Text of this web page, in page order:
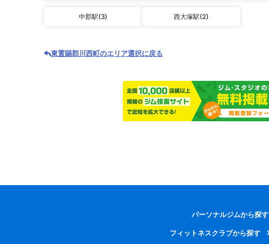
中郡駅(3) 西大塚駅(2)
東置賜郡川西町のエリア選択に戻る
パーソナルジムから探す
フィットネスクラブから探す